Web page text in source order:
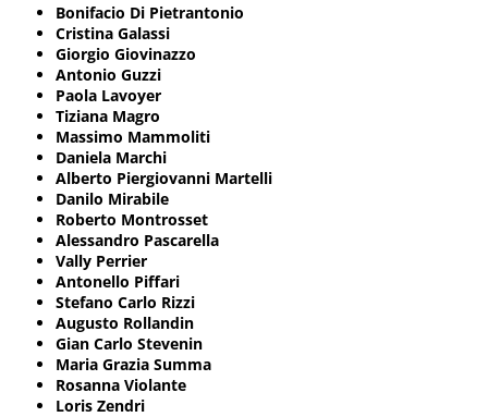
Bonifacio Di Pietrantonio
Cristina Galassi
Giorgio Giovinazzo
Antonio Guzzi
Paola Lavoyer
Tiziana Magro
Massimo Mammoliti
Daniela Marchi
Alberto Piergiovanni Martelli
Danilo Mirabile
Roberto Montrosset
Alessandro Pascarella
Vally Perrier
Antonello Piffari
Stefano Carlo Rizzi
Augusto Rollandin
Gian Carlo Stevenin
Maria Grazia Summa
Rosanna Violante
Loris Zendri